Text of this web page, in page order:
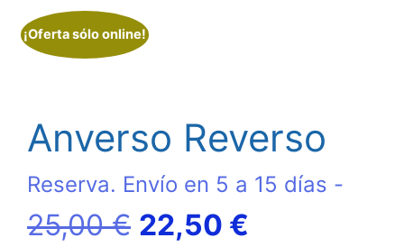
¡Oferta sólo online!
Anverso Reverso
Reserva. Envío en 5 a 15 días -
25,00€ El
22,50 €